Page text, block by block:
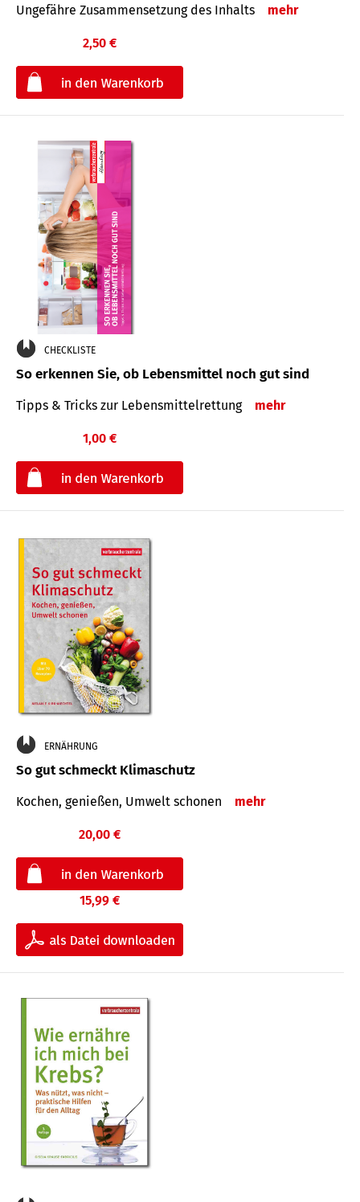
Ungefähre Zusammensetzung des Inhalts mehr
2,50 €
CHECKLISTE
So erkennen Sie, ob Lebensmittel noch gut sind
Tipps & Tricks zur Lebensmittelrettung mehr
1,00 €
ERNÄHRUNG
So gut schmeckt Klimaschutz
Kochen, genießen, Umwelt schonen mehr
20,00 €
15,99 €